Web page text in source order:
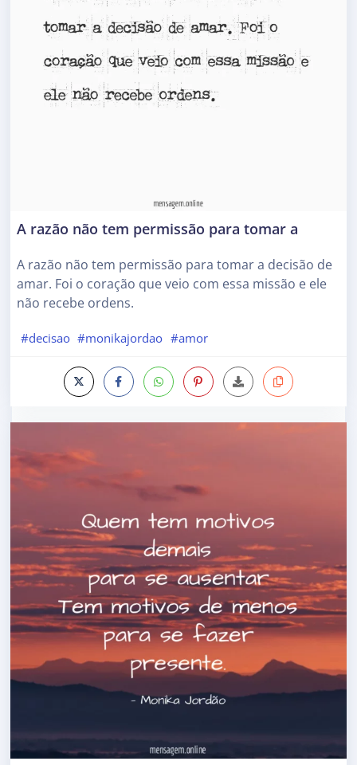
A razão não tem permissão para tomar a
A razão não tem permissão para tomar a decisão de
amar. Foi o coração que veio com essa missão e ele
não recebe ordens.
#decisao #monikajordao #amor